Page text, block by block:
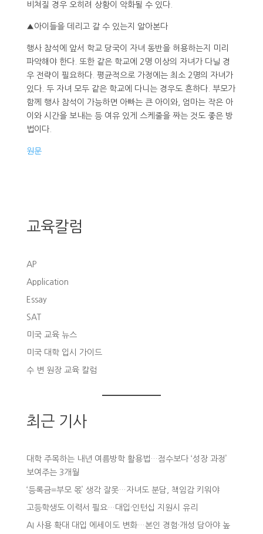
비쳐질 경우 오히려 상황이 악화될 수 있다.
▲아이들을 데리고 갈 수 있는지 알아본다
행사 참석에 앞서 학교 당국이 자녀 동반을 허용하는지 미리
파악해야 한다. 또한 같은 학교에 2명 이상의 자녀가 다닐 경
우 전략이 필요하다. 평균적으로 가정에는 최소 2명의 자녀가
있다. 두 자녀 모두 같은 학교에 다니는 경우도 흔하다. 부모가
함께 행사 참석이 가능하면 아빠는 큰 아이와, 엄마는 작은 아
이와 시간을 보내는 등 여유 있게 스케줄을 짜는 것도 좋은 방
법이다.
원문
교육칼럼
AP
Application
Essay
SAT
미국 교육 뉴스
미국 대학 입시 가이드
수 변 원장 교육 칼럼
최근 기사
대학 주목하는 내년 여름방학 활용법…점수보다 ‘성장 과정’
보여주는 3개월
‘등록금=부모 몫’ 생각 잘못…자녀도 분담, 책임감 키워야
고등학생도 이력서 필요…대입·인턴십 지원시 유리
AI 사용 확대 대입 에세이도 변화…본인 경험·개성 담아야 높